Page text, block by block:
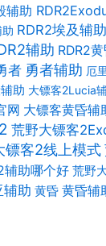
辅助
RDR2埃及辅助
辅助 RDR2
者 勇者辅助 厄
助 大镖客2Lucia
网 大镖客黄昏辅
荒野大镖客
镖客2线上模式
辅助哪个好 荒野
辅助 黄昏 黄昏辅